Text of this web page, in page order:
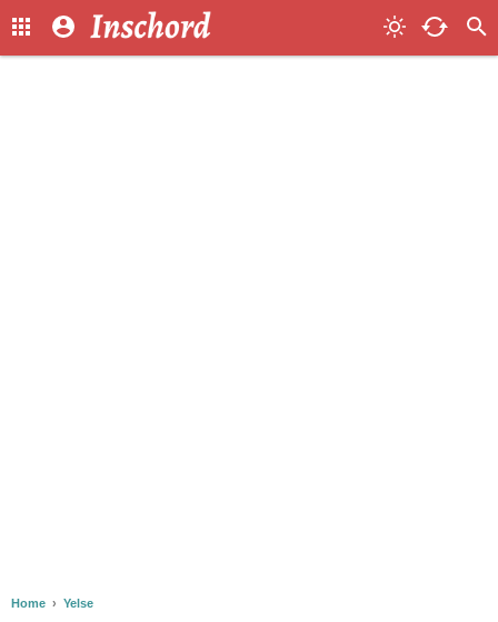
Home › Yelse